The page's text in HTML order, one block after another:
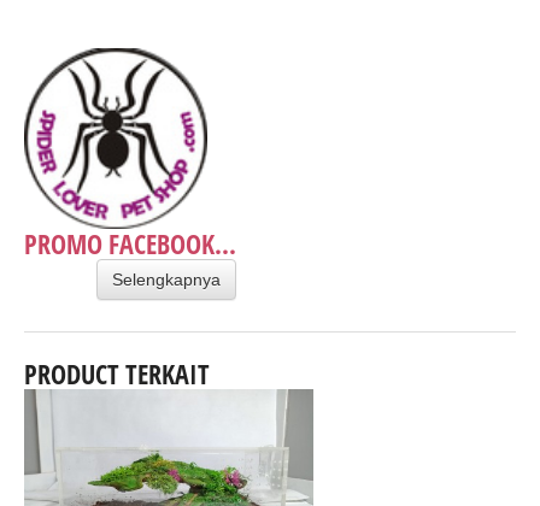
PROMO FACEBOOK...
Selengkapnya
PRODUCT TERKAIT